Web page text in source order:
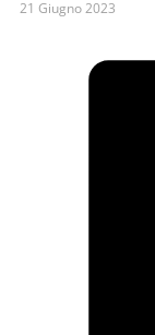
21 Giugno 2023